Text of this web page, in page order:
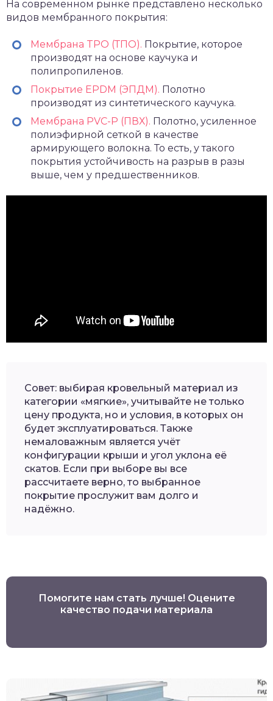
На современном рынке представлено несколько
видов мембранного покрытия:
Мембрана TPO (ТПО). Покрытие, которое
производят на основе каучука и
полипропиленов.
Покрытие EPDM (ЭПДМ). Полотно
производят из синтетического каучука.
Мембрана PVC-P (ПВХ). Полотно, усиленное
полиэфирной сеткой в качестве
армирующего волокна. То есть, у такого
покрытия устойчивость на разрыв в разы
выше, чем у предшественников.
Совет: выбирая кровельный материал из
категории «мягкие», учитывайте не только
цену продукта, но и условия, в которых он
будет эксплуатироваться. Также
немаловажным является учёт
конфигурации крыши и угол уклона её
скатов. Если при выборе вы все
рассчитаете верно, то выбранное
покрытие прослужит вам долго и
надёжно.
Помогите нам стать лучше! Оцените
качество подачи материала